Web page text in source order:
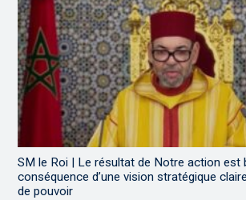
SM le Roi | Le résultat de Notre action est
conséquence d’une vision stratégique
de pouvoir